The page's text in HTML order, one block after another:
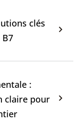
clés
:
claire pour